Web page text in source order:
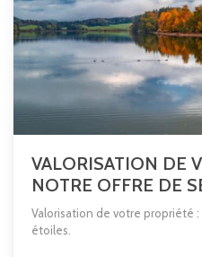
VALORISATION DE
NOTRE OFFRE DE
Valorisation de votre propriété
étoiles.